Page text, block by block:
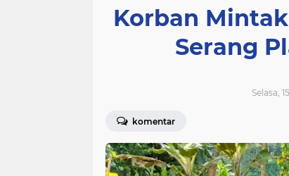
Korban
Serang
Selasa,
komentar